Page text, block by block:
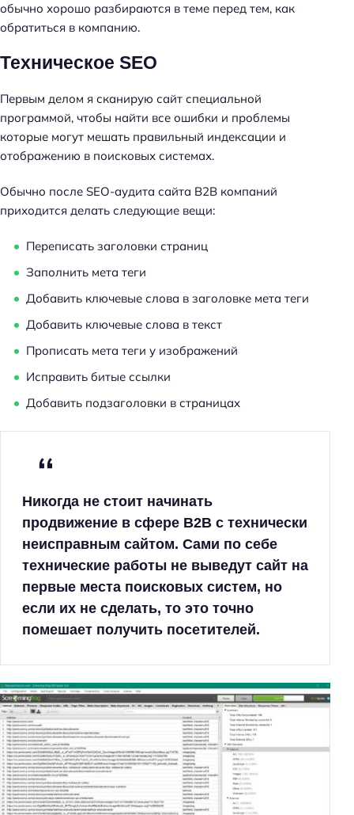
обычно хорошо разбираются в теме перед тем, как
обратиться в компанию.
Техническое SEO
Первым делом я сканирую сайт специальной
программой, чтобы найти все ошибки и проблемы
которые могут мешать правильный индексации и
отображению в поисковых системах.
Обычно после SEO-аудита сайта B2B компаний
приходится делать следующие вещи:
Переписать заголовки страниц
Заполнить мета теги
Добавить ключевые слова в заголовке мета теги
Добавить ключевые слова в текст
Прописать мета теги у изображений
Исправить битые ссылки
Добавить подзаголовки в страницах
Никогда не стоит начинать
продвижение в сфере B2B с технически
неисправным сайтом. Сами по себе
технические работы не выведут сайт на
первые места поисковых систем, но
если их не сделать, то это точно
помешает получить посетителей.